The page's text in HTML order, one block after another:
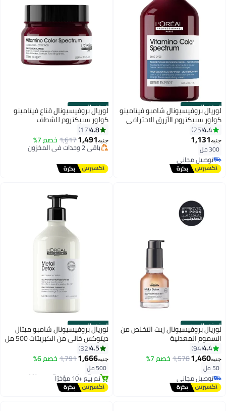
الستور الرسمي
لوريال بروفيسيونال شامبو فيتامينو
كولور سبيكتروم الأزرق الاحترافي
4.4
25
جنيه1,131
300 ملتوصيل مجاني
تم بيع +30 مؤخرًا
توصيل مجاني
الستور الرسمي
لوريال بروفيسيونال قناع فيتامينو
كولور سبيكتروم للشطف
4.8
17
جنيه1,491
1,617خصم 7%
أقل سعر في 7 يوم
توصيل مجاني
باقي 2 وحدات في المخزون
تم بيع +20 مؤخرًا
الستور الرسمي
لوريال بروفيسيونال زيت التخلص من
السموم المعدنية
4.4
94
جنيه1,460
1,578خصم 7%
50 ملتوصيل مجاني
تم بيع +20 مؤخرًا
توصيل مجاني
الستور الرسمي
لوريال بروفيسيونال شامبو ميتال
ديتوكس خالي من الكبريتات 500 مل
4.5
32
جنيه1,666
1,791خصم 6%
500 مل
توصيل مجاني
باقي 1 وحدات في المخزون
تم بيع +10 مؤخرًا
توصيل مجاني